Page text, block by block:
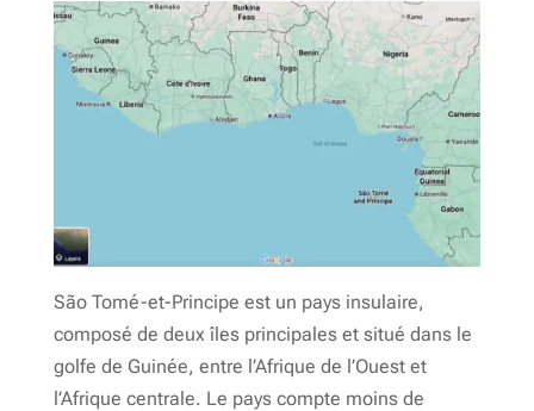
São Tomé-et-Principe est un pays insulaire,
composé de deux îles principales et situé dans le
golfe de Guinée, entre l’Afrique de l’Ouest et
l’Afrique centrale. Le pays compte moins de